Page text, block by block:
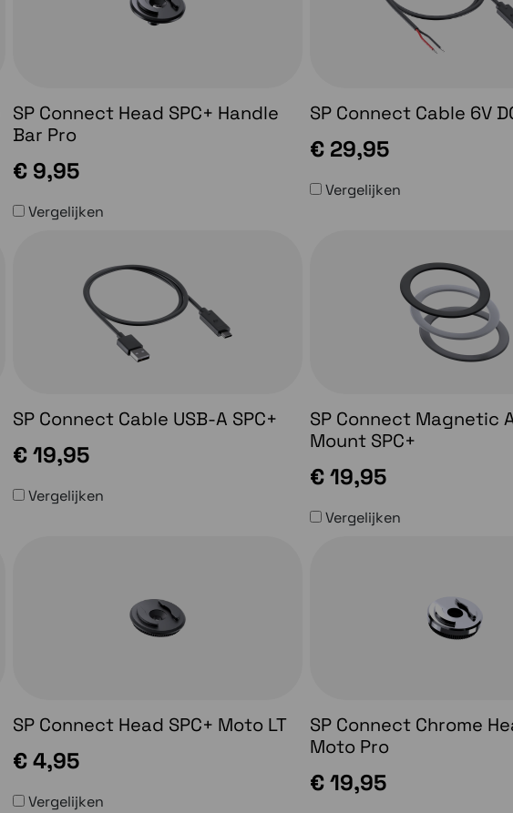
SP Connect Head SPC+ Handle
Bar Pro
€ 9,95
Vergelijken
SP Connect Cable 6V
€ 29,95
Vergelijken
SP Connect Cable USB-A SPC+
€ 19,95
Vergelijken
SP Connect Magnetic
Mount SPC+
€ 19,95
Vergelijken
SP Connect Head SPC+ Moto LT
€ 4,95
Vergelijken
SP Connect Chrome
Moto Pro
€ 19,95